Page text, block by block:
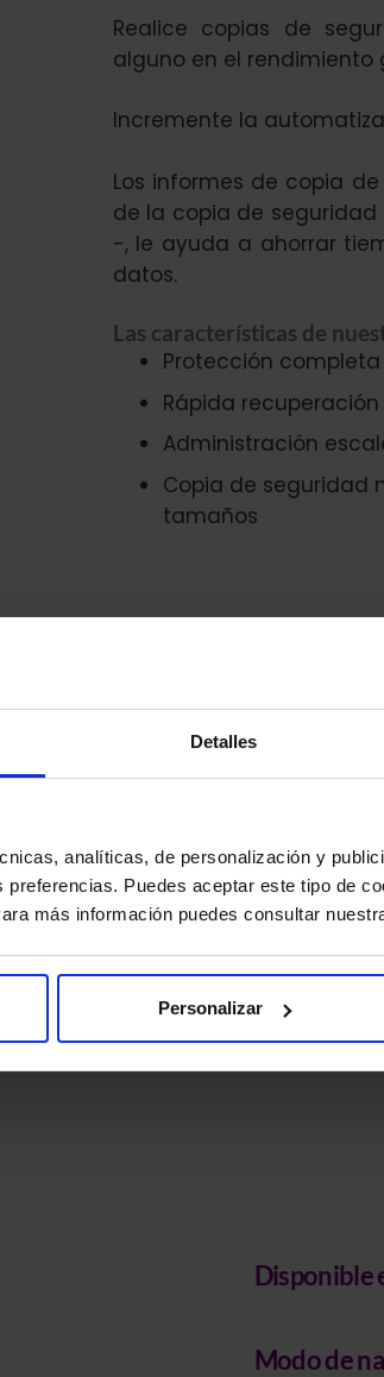
Detalles
analíticas, de personalización y
Puedes aceptar este tipo de
más información puedes consultar
Personalizar
Realice copias de
alguno en el rendimiento
Incremente la
Los informes de copia
de la copia de
-, le ayuda a ahorrar
datos.
Las características de
Protección
Rápida recuperación
Administración
Copia de seguridad
tamaños
Disponible
Modo de